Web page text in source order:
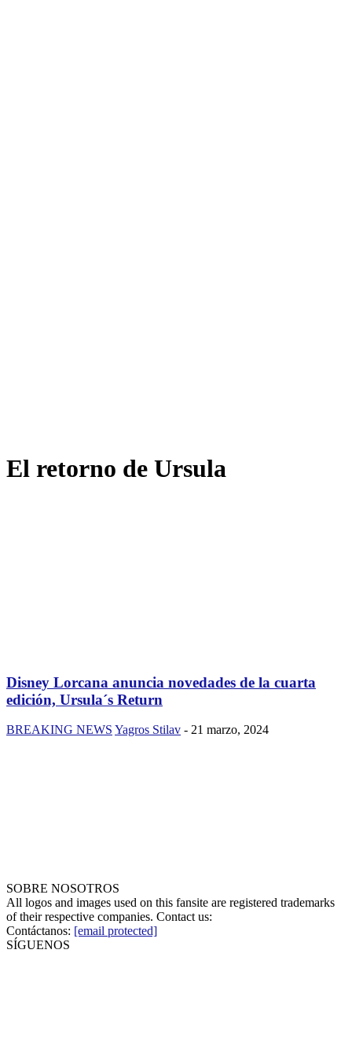
El retorno de Ursula
Disney Lorcana anuncia novedades de la cuarta
edición, Ursula´s Return
BREAKING NEWS Yagros Stilav - 21 marzo, 2024
SOBRE NOSOTROS
All logos and images used on this fansite are registered trademarks
of their respective companies. Contact us:
Contáctanos: [email protected]
SÍGUENOS